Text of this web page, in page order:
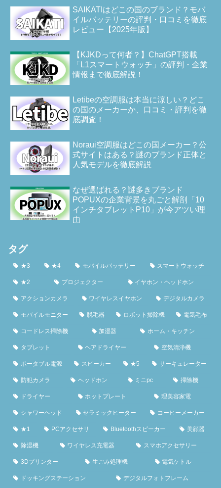
SAIKATIはどこの国のブランド？モバ
イルバッテリーの評判・口コミを徹底
レビュー【2025年版】
【KJKDって何者？】ChatGPT搭載
「L1スマートウォッチ」の評判・企業
情報まで徹底解説！
Letibeの空調服は本当に涼しい？どこ
の国のメーカーか、口コミ・評判を徹
底調査！
Noraui空調服はどこの国メーカー？公
式サイトはある？謎のブランド正体と
人気モデルを徹底解説
なぜ選ばれる？謎多きブランド
POPUXの企業背景を丸ごと解剖「10
インチタブレットP10」が今アツい理
由
タグ
★3 ★4 モバイルバッテリー スマートウォッチ
★2 プロジェクター イヤホン・ヘッドホン
アクションカメラ ワイヤレスイヤホン デジタルカメラ
モバイルモニター 脱毛器 ロボット掃除機 電気毛布
コードレス掃除機 加湿器 ホーム・キッチン
タブレット ヘアドライヤー 空気清浄機
ポータブル電源 スピーカー ★5 サーキュレーター
防犯カメラ ヘッドホン ミニpc 掃除機
ドライヤー ホットプレート 理美容家電
シャワーヘッド セラミックヒーター コーヒーメーカー
★1 PCアクセサリ Bluetoothスピーカー 美顔器
除湿機 ワイヤレス充電器 スマホアクセサリー
3Dプリンター 生ごみ処理機 電気ケトル
ドッキングステーション デジタルフォトフレーム